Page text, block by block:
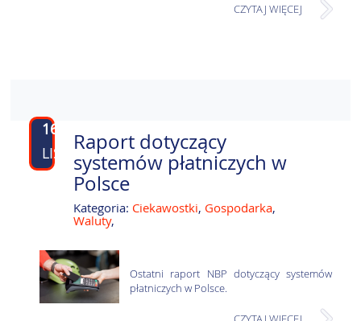
CZYTAJ WIĘCEJ
16
LIS
Raport dotyczący
systemów płatniczych w
Polsce
Kategoria: Ciekawostki, Gospodarka,
Waluty,
Ostatni raport NBP dotyczący systemów
płatniczych w Polsce.